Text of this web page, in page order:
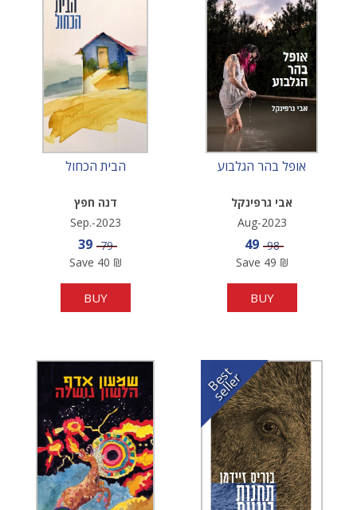
הבית הכחול
דנה חפץ
Sep.-2023
Sale price
39 Price
79
Save 40 ₪
BUY
אופל בהר הגלבוע
אבי גרפינקל
Aug-2023
Sale price
49 Price
98
Save 49 ₪
BUY
B
e
s
t
s
e
l
l
e
r